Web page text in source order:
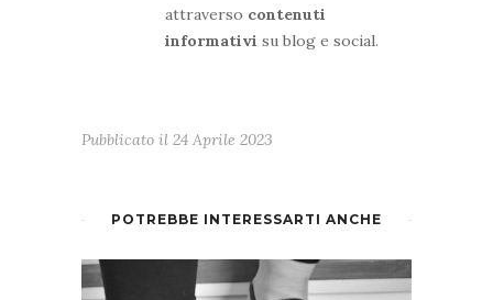
attraverso contenuti
informativi su blog e social.
Pubblicato il 24 Aprile 2023
POTREBBE INTERESSARTI ANCHE